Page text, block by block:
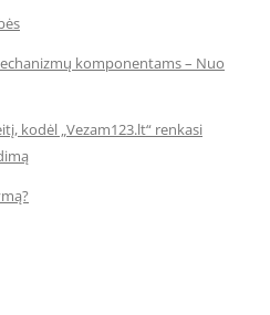
komponentams – Nuo
kodėl „Vezam123.lt“ renkasi